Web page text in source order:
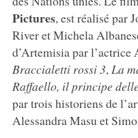
Pictures, est réalisé par
River et Michela
d’Artemisia par l’actrice
Braccialetti rossi 3, La
Raffaello, il principe
par trois historiens de
Alessandra Masu et